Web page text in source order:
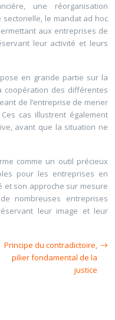
une réorganisation
sectorielle, le mandat ad hoc
aux entreprises de
leur activité et leurs
en grande partie sur la
coopération des différentes
de l’entreprise de mener
cas illustrent également
avant que la situation ne
comme un outil précieux
pour les entreprises en
et son approche sur mesure
nombreuses entreprises
leur image et leur
Principe du contradictoire,
pilier fondamental de la
justice